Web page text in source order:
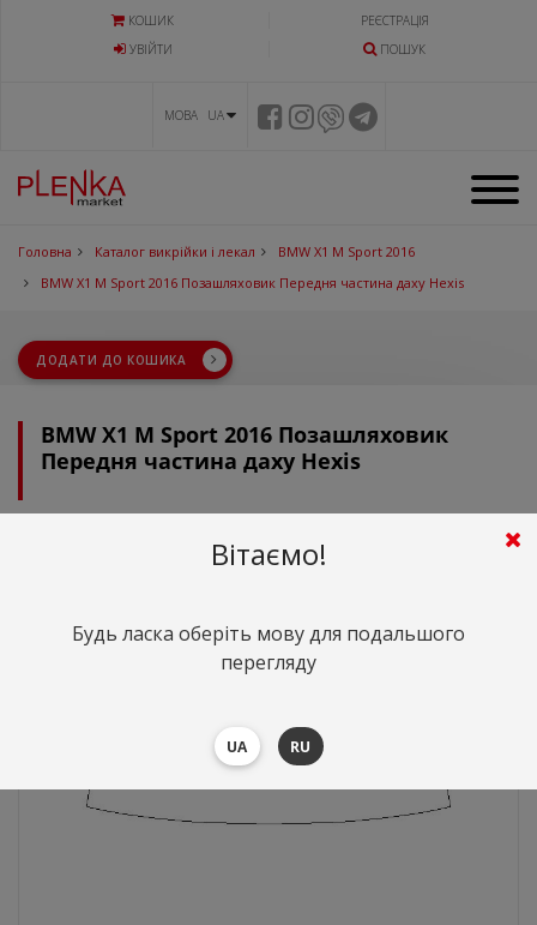
КОШИК
РЕЄСТРАЦІЯ
УВIЙТИ
ПОШУК
МОВА UA
Головна Каталог викрійки і лекал
BMW X1 M Sport 2016
BMW X1 M Sport 2016 Позашляховик Передня частина даху Hexis
ДОДАТИ ДО КОШИКА
BMW X1 M Sport 2016 Позашляховик
Передня частина даху Hexis
грн.
Вітаємо!
Будь ласка оберіть мову для подальшого
перегляду
UA RU